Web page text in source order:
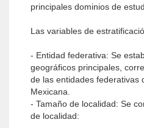
principales dominios de
Las variables de
- Entidad federativa: Se
geográficos principales,
de las entidades federativas
Mexicana.
- Tamaño de localidad: Se
de localidad: